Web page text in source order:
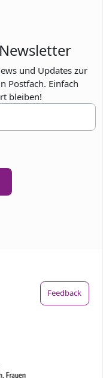
und Updates zur
Postfach. Einfach
bleiben!
Feedback